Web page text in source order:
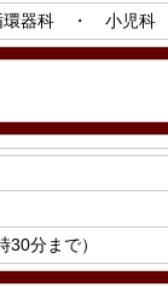
器科 ・ 小児
分まで）